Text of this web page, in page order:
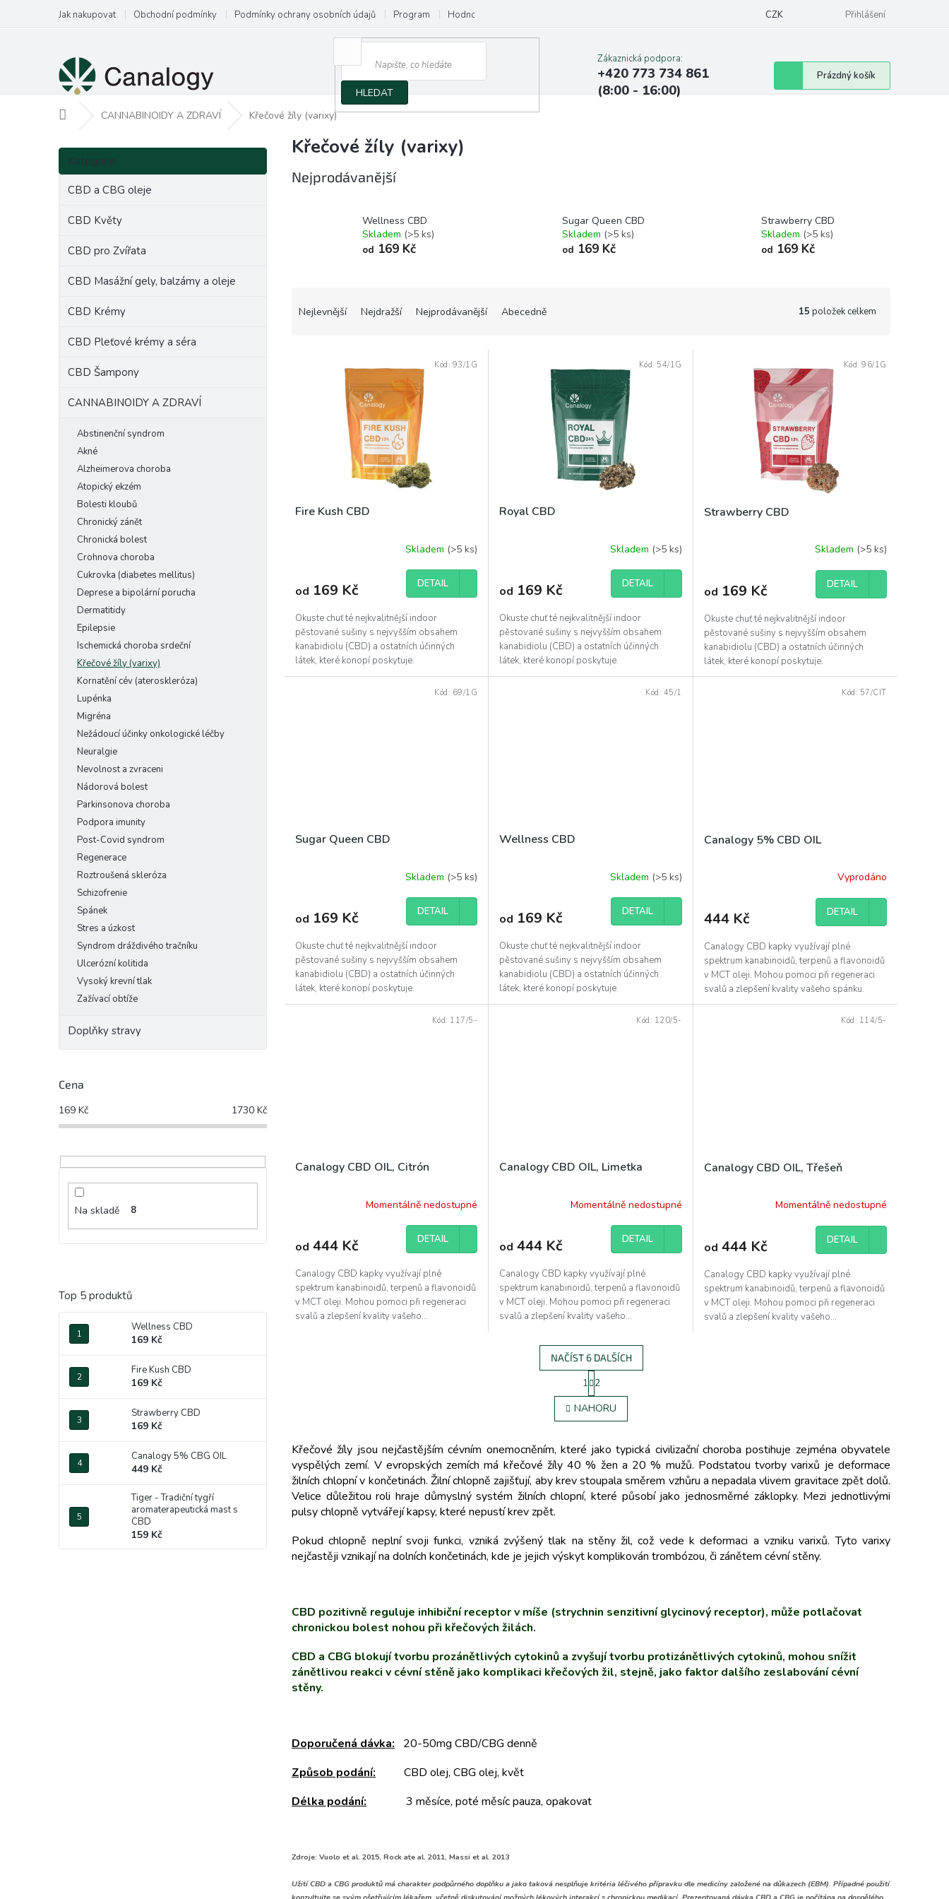
obsah
Jak nakupovat Obchodní podmínky Podmínky ochrany osobních údajů Program Hodnocení obchodu CZK Přihlášení
HLEDAT
Zákaznická podpora:
+420 773 734 861
(8:00 - 16:00)
Nákupní
košík
Prázdný košík
Domů CANNABINOIDY A ZDRAVÍ Křečové žíly (varixy)
P
s
Přeskočit
kategorie
Kategorie
CBD a CBG oleje
CBD Květy
CBD pro Zvířata
CBD Masážní gely, balzámy a oleje
CBD Krémy
CBD Pleťové krémy a séra
CBD Šampony
CANNABINOIDY A ZDRAVÍ
Abstinenční syndrom
Akné
Alzheimerova choroba
Atopický ekzém
Bolesti kloubů
Chronický zánět
Chronická bolest
Crohnova choroba
Cukrovka (diabetes mellitus)
Deprese a bipolární porucha
Dermatitidy
Epilepsie
Ischemická choroba srdeční
Křečové žíly (varixy)
Kornatění cév (ateroskleróza)
Lupénka
Migréna
Nežádoucí účinky onkologické léčby
Neuralgie
Nevolnost a zvraceni
Nádorová bolest
Parkinsonova choroba
Podpora imunity
Post-Covid syndrom
Regenerace
Roztroušená skleróza
Schizofrenie
Spánek
Stres a úzkost
Syndrom dráždivého tračníku
Ulcerózní kolitida
Vysoký krevní tlak
Zažívací obtíže
Doplňky stravy
Cena
169 Kč 1730 Kč
Na skladě 8
Top 5 produktů
Wellness CBD
169 Kč
Fire Kush CBD
169 Kč
Strawberry CBD
169 Kč
Canalogy 5% CBG OIL
449 Kč
Tiger - Tradiční tygří
aromaterapeutická mast s
CBD
159 Kč
Křečové žíly (varixy)
Nejprodávanější
Wellness CBD
Skladem (>5 ks)
od 169 Kč
Sugar Queen CBD
Skladem (>5 ks)
od 169 Kč
Strawberry CBD
Skladem (>5 ks)
od 169 Kč
Nejlevnější Nejdražší Nejprodávanější Abecedně 15 položek celkem
kFire Kush CBD
Skladem (>5 ks)
od 169 Kč DETAIL
Okuste chuť té nejkvalitnější indoor
pěstované sušiny s nejvyšším obsahem
kanabidiolu (CBD) a ostatních účinných
látek, které konopí poskytuje.
Kód: 93/1G
Royal CBD
Skladem (>5 ks)
od 169 Kč DETAIL
Okuste chuť té nejkvalitnější indoor
pěstované sušiny s nejvyšším obsahem
kanabidiolu (CBD) a ostatních účinných
látek, které konopí poskytuje.
Kód: 54/1G
Strawberry CBD
Skladem (>5 ks)
od 169 Kč DETAIL
Okuste chuť té nejkvalitnější indoor
pěstované sušiny s nejvyšším obsahem
kanabidiolu (CBD) a ostatních účinných
látek, které konopí poskytuje.
Kód:96/1G
Sugar Queen CBD
Skladem (>5 ks)
od 169 Kč DETAIL
Okuste chuť té nejkvalitnější indoor
pěstované sušiny s nejvyšším obsahem
kanabidiolu (CBD) a ostatních účinných
látek, které konopí poskytuje.
Kód: 69/1G
Wellness CBD
Skladem (>5 ks)
od 169 Kč DETAIL
Okuste chuť té nejkvalitnější indoor
pěstované sušiny s nejvyšším obsahem
kanabidiolu (CBD) a ostatních účinných
látek, které konopí poskytuje.
Kód: 45/1
Canalogy 5% CBD OIL
Vyprodáno
444 Kč DETAIL
Canalogy CBD kapky využívají plné
spektrum kanabinoidů, terpenů a flavonoidů
v MCT oleji. Mohou pomoci při regeneraci
svalů a zlepšení kvality vašeho spánku.
Kód: 57/CIT
Canalogy CBD OIL, Citrón
Momentálně nedostupné
od 444 Kč DETAIL
Canalogy CBD kapky využívají plné
spektrum kanabinoidů, terpenů a flavonoidů
v MCT oleji. Mohou pomoci při regeneraci
svalů a zlepšení kvality vašeho...
Kód: 117/5-
Canalogy CBD OIL, Limetka
Momentálně nedostupné
od 444 Kč DETAIL
Canalogy CBD kapky využívají plné
spektrum kanabinoidů, terpenů a flavonoidů
v MCT oleji. Mohou pomoci při regeneraci
svalů a zlepšení kvality vašeho...
Kód: 120/5-
Canalogy CBD OIL, Třešeň
Momentálně nedostupné
od 444 Kč DETAIL
Canalogy CBD kapky využívají plné
spektrum kanabinoidů, terpenů a flavonoidů
v MCT oleji. Mohou pomoci při regeneraci
svalů a zlepšení kvality vašeho...
Kód: 114/5-
O
v
l
d
a
c
í
p
k
y
v
s
NAČÍST 6 DALŠÍCH
S
t
r
á
n
o
v
á
n
í
1 2
NAHORU
Křečové žíly jsou nejčastějším cévním onemocněním, které jako typická civilizační choroba postihuje zejména obyvatele
vyspělých zemí. V evropských zemích má křečové žíly 40 % žen a 20 % mužů. Podstatou tvorby varixů je deformace
žilních chlopní v končetinách. Žilní chlopně zajišťují, aby krev stoupala směrem vzhůru a nepadala vlivem gravitace zpět dolů.
Velice důležitou roli hraje důmyslný systém žilních chlopní, které působí jako jednosměrné záklopky. Mezi jednotlivými
pulsy chlopně vytvářejí kapsy, které nepustí krev zpět.
Pokud chlopně neplní svoji funkci, vzniká zvýšený tlak na stěny žil, což vede k deformaci a vzniku varixů. Tyto varixy
nejčastěji vznikají na dolních končetinách, kde je jejich výskyt komplikován trombózou, či zánětem cévní stěny.
CBD pozitivně reguluje inhibiční receptor v míše (strychnin senzitivní glycinový receptor), může potlačovat
chronickou bolest nohou při křečových žilách.
CBD a CBG blokují tvorbu prozánětlivých cytokinů a zvyšují tvorbu protizánětlivých cytokinů, mohou snížit
zánětlivou reakci v cévní stěně jako komplikaci křečových žil, stejně, jako faktor dalšího zeslabování cévní
stěny.
Doporučená dávka: 20-50mg CBD/CBG denně
Způsob podání:
CBD olej, CBG olej, květ
Délka podání:
3 měsíce, poté měsíc pauza, opakovat
Zdroje: Vuolo et al. 2015, Rock ate al. 2011, Massi et al. 2013
Užití CBD a CBG produktů má charakter podpůrného doplňku a jako taková nesplňuje kritéria léčivého přípravku dle medicíny založené na důkazech (EBM). Případné použití